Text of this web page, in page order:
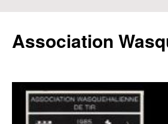
contenu
Association